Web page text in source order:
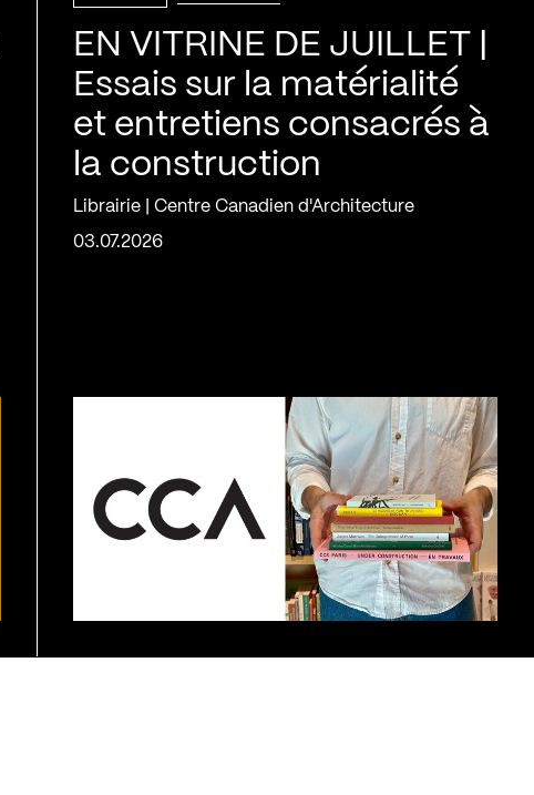
EN VITRINE DE JUILLET |
Essais sur la matérialité
et entretiens consacrés à
la construction
Librairie | Centre Canadien d'Architecture
03.07.2026